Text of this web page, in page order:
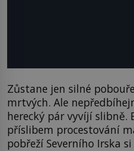
Zůstane jen silné
mrtvých. Ale
herecký pár vyvíjí slibně.
příslibem procestování
pobřeží Severního Irska